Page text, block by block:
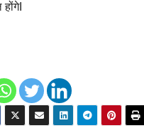
होंगेI